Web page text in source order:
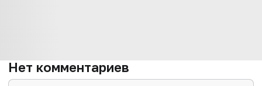
Нет комментариев